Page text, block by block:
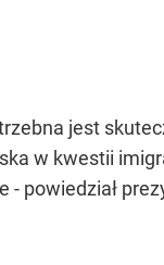
jest
w kwestii
powiedział